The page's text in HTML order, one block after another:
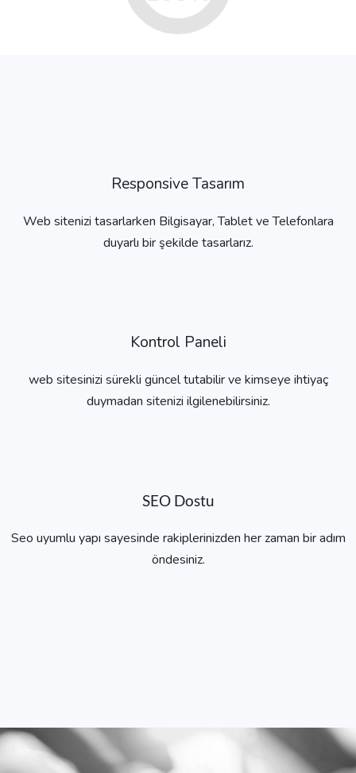
Responsive Tasarım
Web sitenizi tasarlarken Bilgisayar, Tablet ve Telefonlara
duyarlı bir şekilde tasarlarız.
Kontrol Paneli
web sitesinizi sürekli güncel tutabilir ve kimseye ihtiyaç
duymadan sitenizi ilgilenebilirsiniz.
SEO Dostu
Seo uyumlu yapı sayesinde rakiplerinizden her zaman bir adım
öndesiniz.